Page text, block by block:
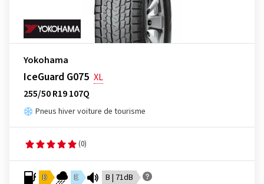
Yokohama
IceGuard G075 XL
255/50 R19 107Q
Pneus hiver voiture de tourisme
(0)
D E B | 71dB